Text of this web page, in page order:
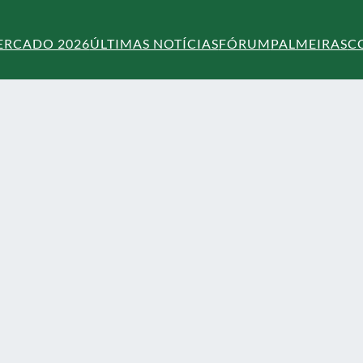
2026ÚLTIMAS NOTÍCIASFÓRUMPALMEIRAS